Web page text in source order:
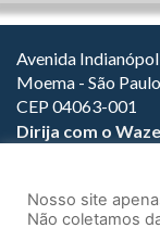
Avenida
Moema - São
CEP 04063-001
Dirija com o Waze
(11) 3147-1800
Nosso site
Não coletamos